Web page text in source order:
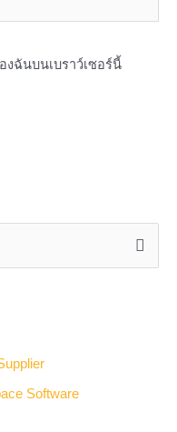
ฉันบนเบราว์เซอร์นี้
Software